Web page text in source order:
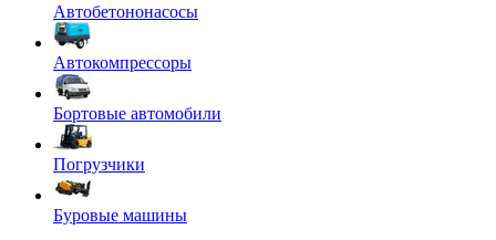
Автобетононасосы
Автокомпрессоры
Бортовые автомобили
Погрузчики
Буровые машины